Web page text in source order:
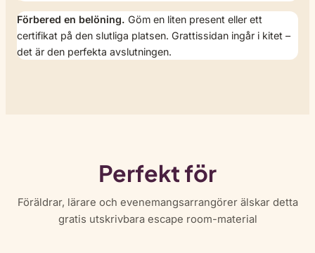
Förbered en belöning. Göm en liten present eller ett
certifikat på den slutliga platsen. Grattissidan ingår i kitet –
det är den perfekta avslutningen.
Perfekt för
Föräldrar, lärare och evenemangsarrangörer älskar detta
gratis utskrivbara escape room-material